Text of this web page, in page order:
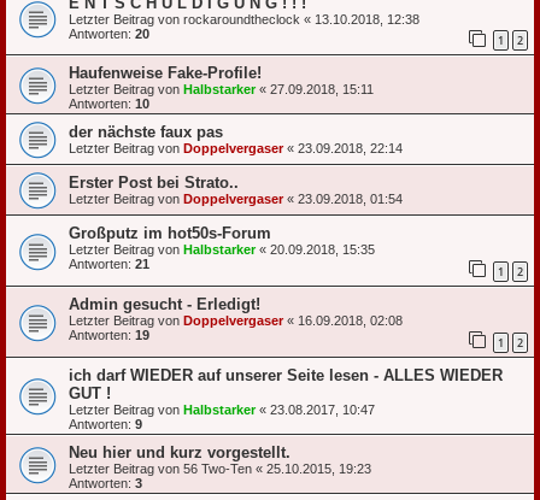
Letzter Beitrag von rockaroundtheclock « 13.10.2018, 12:38
Antworten: 20 1 2
Haufenweise Fake-Profile!
Letzter Beitrag von Halbstarker« 27.09.2018, 15:11
Antworten: 10
der nächste faux pas
Letzter Beitrag von Doppelvergaser« 23.09.2018, 22:14
Erster Post bei Strato..
Letzter Beitrag von Doppelvergaser« 23.09.2018, 01:54
Großputz im hot50s-Forum
Letzter Beitrag von Halbstarker« 20.09.2018, 15:35
Antworten: 21 1 2
Admin gesucht - Erledigt!
Letzter Beitrag von Doppelvergaser« 16.09.2018, 02:08
Antworten: 19 1 2
ich darf WIEDER auf unserer Seite lesen - ALLES WIEDER
GUT !
Letzter Beitrag von Halbstarker« 23.08.2017, 10:47
Antworten: 9
Neu hier und kurz vorgestellt.
Letzter Beitrag von 56 Two-Ten « 25.10.2015, 19:23
Antworten: 3